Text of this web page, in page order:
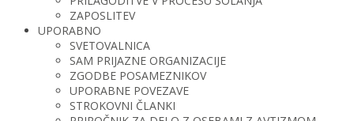
ZAPOSLITEV
UPORABNO
SVETOVALNICA
SAM PRIJAZNE ORGANIZACIJE
ZGODBE POSAMEZNIKOV
UPORABNE POVEZAVE
STROKOVNI ČLANKI